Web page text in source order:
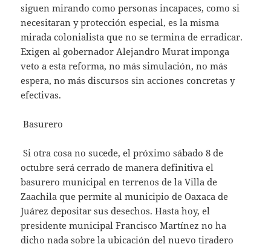
siguen mirando como personas incapaces, como si
necesitaran y protección especial, es la misma
mirada colonialista que no se termina de erradicar.
Exigen al gobernador Alejandro Murat imponga
veto a esta reforma, no más simulación, no más
espera, no más discursos sin acciones concretas y
efectivas.
Basurero
Si otra cosa no sucede, el próximo sábado 8 de
octubre será cerrado de manera definitiva el
basurero municipal en terrenos de la Villa de
Zaachila que permite al municipio de Oaxaca de
Juárez depositar sus desechos. Hasta hoy, el
presidente municipal Francisco Martínez no ha
dicho nada sobre la ubicación del nuevo tiradero